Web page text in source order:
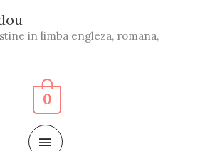
in limba engleza, romana,
MAIN
0